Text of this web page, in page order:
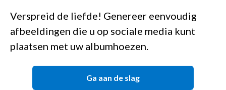
Verspreid de liefde! Genereer eenvoudig
afbeeldingen die u op sociale media kunt
plaatsen met uw albumhoezen.
Ga aan de slag